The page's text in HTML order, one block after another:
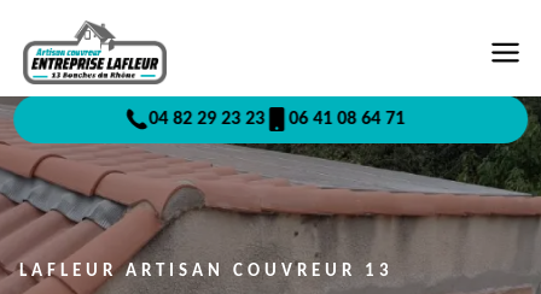
04 82 29 23 23 06 41 08 64 71
LAFLEUR ARTISAN COUVREUR 13